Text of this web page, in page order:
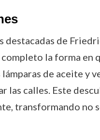
destacadas de
la forma en
de aceite y
las calles. Este
transformando no